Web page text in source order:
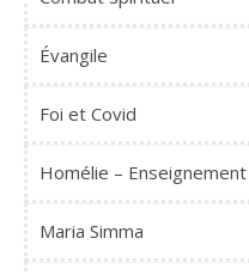
Évangile
Foi et Covid
Homélie – Enseignement
Maria Simma